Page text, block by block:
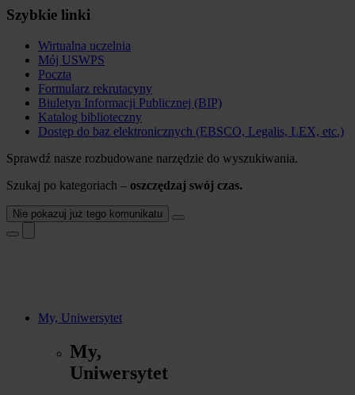
Szybkie linki
Wirtualna uczelnia
Mój USWPS
Poczta
Formularz rekrutacyny
Biuletyn Informacji Publicznej (BIP)
Katalog biblioteczny
Dostęp do baz elektronicznych (EBSCO, Legalis, LEX, etc.)
Sprawdź nasze rozbudowane narzędzie do wyszukiwania.
Szukaj po kategoriach – oszczędzaj swój czas.
Nie pokazuj już tego komunikatu
My, Uniwersytet
My,
Uniwersytet